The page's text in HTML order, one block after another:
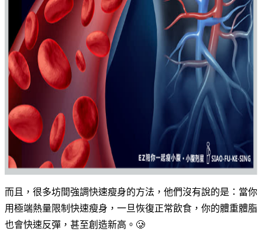
而且，很多坊間強調快速瘦身的方法，他們沒有說的是：當你
用極端熱量限制快速瘦身，一旦恢復正常飲食，你的體重體脂
也會快速反彈，甚至創造新高。🥲